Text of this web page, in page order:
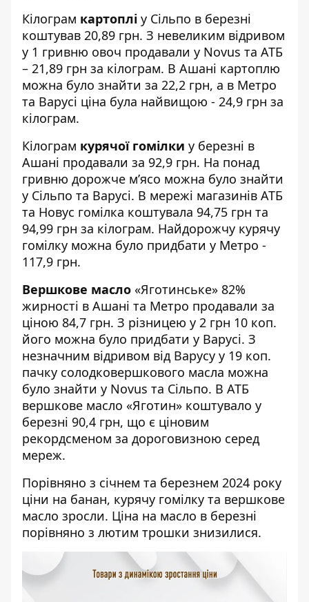
Кілограм картоплі у Сільпо в березні
коштував 20,89 грн. З невеликим відривом
у 1 гривню овоч продавали у Novus та АТБ
– 21,89 грн за кілограм. В Ашані картоплю
можна було знайти за 22,2 грн, а в Метро
та Варусі ціна була найвищою - 24,9 грн за
кілограм.
Кілограм курячої гомілки у березні в
Ашані продавали за 92,9 грн. На понад
гривню дорожче м’ясо можна було знайти
у Сільпо та Варусі. В мережі магазинів АТБ
та Новус гомілка коштувала 94,75 грн та
94,99 грн за кілограм. Найдорожчу курячу
гомілку можна було придбати у Метро -
117,9 грн.
Вершкове масло «Яготинське» 82%
жирності в Ашані та Метро продавали за
ціною 84,7 грн. З різницею у 2 грн 10 коп.
його можна було придбати у Варусі. З
незначним відривом від Варусу у 19 коп.
пачку солодковершкового масла можна
було знайти у Novus та Сільпо. В АТБ
вершкове масло «Яготин» коштувало у
березні 90,4 грн, що є ціновим
рекордсменом за дороговизною серед
мереж.
Порівняно з січнем та березнем 2024 року
ціни на банан, курячу гомілку та вершкове
масло зросли. Ціна на масло в березні
порівняно з лютим трошки знизилися.